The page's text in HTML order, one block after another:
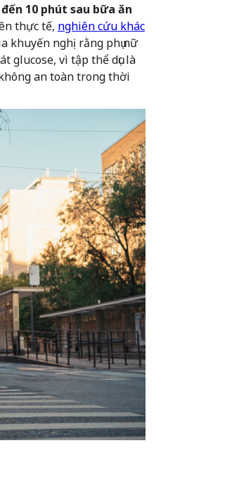
10 phút sau bữa ăn
thực tế, nghiên cứu khác
khuyến nghị rằng phụ nữ
glucose, vì tập thể dục là
an toàn trong thời